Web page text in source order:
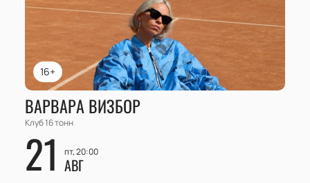
16+
ВАРВАРА ВИЗБОР
Клуб 16 тонн
21 пт, 20:00
АВГ